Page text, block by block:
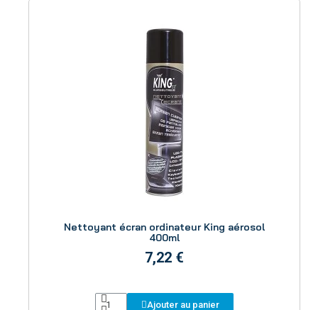
Nettoyant écran ordinateur King aérosol
400ml
7,22 €
Ajouter au panier